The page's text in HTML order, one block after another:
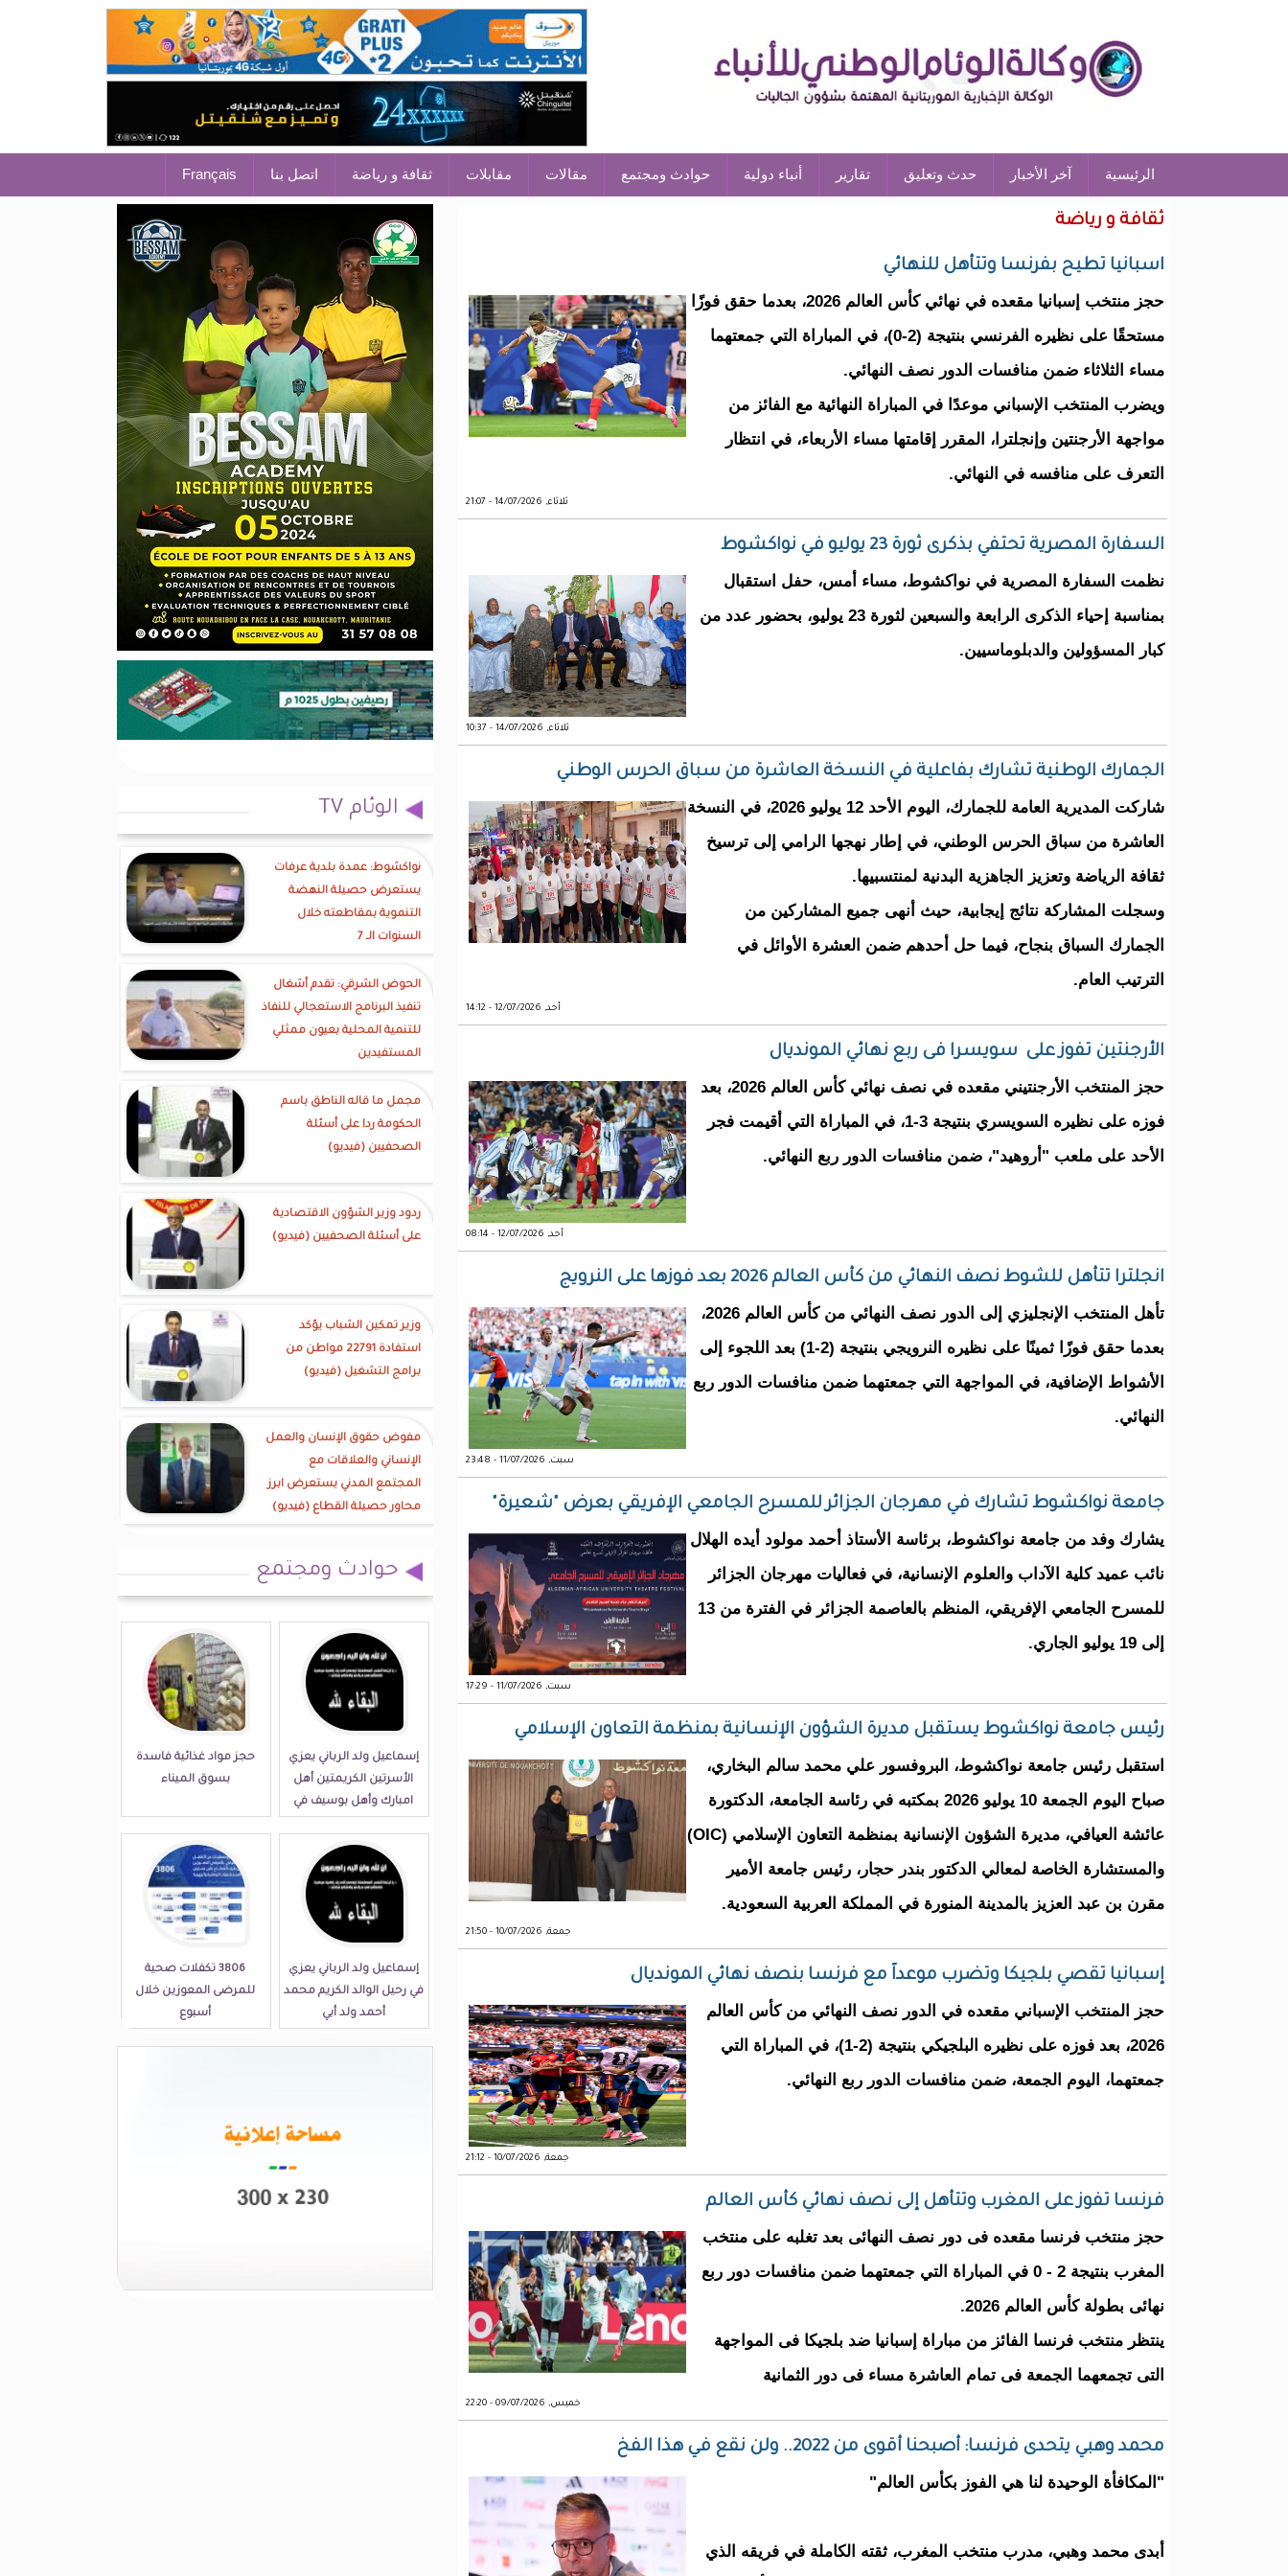
الرئيسية آخر الأخبار حدث وتعليق تقارير أنباء دولية حوادث ومجتمع مقالات مقابلات ثقافة و رياضة اتصل بنا Français
ثقافة و رياضة
اسبانيا تطيح بفرنسا وتتأهل للنهائي
حجز منتخب إسبانيا مقعده في نهائي كأس العالم 2026، بعدما حقق فوزًا
مستحقًا على نظيره الفرنسي بنتيجة (2-0)، في المباراة التي جمعتهما
مساء الثلاثاء ضمن منافسات الدور نصف النهائي.
ويضرب المنتخب الإسباني موعدًا في المباراة النهائية مع الفائز من
مواجهة الأرجنتين وإنجلترا، المقرر إقامتها مساء الأربعاء، في انتظار
التعرف على منافسه في النهائي.
ثلاثاء, 14/07/2026 - 21:07
السفارة المصرية تحتفي بذكرى ثورة 23 يوليو في نواكشوط
نظمت السفارة المصرية في نواكشوط، مساء أمس، حفل استقبال
بمناسبة إحياء الذكرى الرابعة والسبعين لثورة 23 يوليو، بحضور عدد من
كبار المسؤولين والدبلوماسيين.
ثلاثاء, 14/07/2026 - 10:37
الجمارك الوطنية تشارك بفاعلية في النسخة العاشرة من سباق الحرس الوطني
شاركت المديرية العامة للجمارك، اليوم الأحد 12 يوليو 2026، في النسخة
العاشرة من سباق الحرس الوطني، في إطار نهجها الرامي إلى ترسيخ
ثقافة الرياضة وتعزيز الجاهزية البدنية لمنتسبيها.
وسجلت المشاركة نتائج إيجابية، حيث أنهى جميع المشاركين من
الجمارك السباق بنجاح، فيما حل أحدهم ضمن العشرة الأوائل في
الترتيب العام.
أحد, 12/07/2026 - 14:12
الأرجنتين تفوز على سويسرا فى ربع نهائي المونديال
حجز المنتخب الأرجنتيني مقعده في نصف نهائي كأس العالم 2026، بعد
فوزه على نظيره السويسري بنتيجة 3-1، في المباراة التي أقيمت فجر
الأحد على ملعب "أروهيد"، ضمن منافسات الدور ربع النهائي.
أحد, 12/07/2026 - 08:14
انجلترا تتأهل للشوط نصف النهائي من كأس العالم 2026 بعد فوزها على النرويج
تأهل المنتخب الإنجليزي إلى الدور نصف النهائي من كأس العالم 2026،
بعدما حقق فوزًا ثمينًا على نظيره النرويجي بنتيجة (2-1) بعد اللجوء إلى
الأشواط الإضافية، في المواجهة التي جمعتهما ضمن منافسات الدور ربع
النهائي.
سبت, 11/07/2026 - 23:48
جامعة نواكشوط تشارك في مهرجان الجزائر للمسرح الجامعي الإفريقي بعرض "شعيرة"
​يشارك وفد من جامعة نواكشوط، برئاسة الأستاذ أحمد مولود أيده الهلال
نائب عميد كلية الآداب والعلوم الإنسانية، في فعاليات مهرجان الجزائر
للمسرح الجامعي الإفريقي، المنظم بالعاصمة الجزائر في الفترة من 13
إلى 19 يوليو الجاري.
سبت, 11/07/2026 - 17:29
رئيس جامعة نواكشوط يستقبل مديرة الشؤون الإنسانية بمنظمة التعاون الإسلامي
​استقبل رئيس جامعة نواكشوط، البروفسور علي محمد سالم البخاري،
صباح اليوم الجمعة 10 يوليو 2026 بمكتبه في رئاسة الجامعة، الدكتورة
عائشة العيافي، مديرة الشؤون الإنسانية بمنظمة التعاون الإسلامي (OIC)
والمستشارة الخاصة لمعالي الدكتور بندر حجار، رئيس جامعة الأمير
مقرن بن عبد العزيز بالمدينة المنورة في المملكة العربية السعودية.
جمعة, 10/07/2026 - 21:50
إسبانيا تقصي بلجيكا وتضرب موعداً مع فرنسا بنصف نهائي المونديال
حجز المنتخب الإسباني مقعده في الدور نصف النهائي من كأس العالم
2026، بعد فوزه على نظيره البلجيكي بنتيجة (2-1)، في المباراة التي
جمعتهما، اليوم الجمعة، ضمن منافسات الدور ربع النهائي.
جمعة, 10/07/2026 - 21:12
فرنسا تفوز على المغرب وتتأهل إلى نصف نهائي كأس العالم
حجز منتخب فرنسا مقعده فى دور نصف النهائى بعد تغلبه على منتخب
المغرب بنتيجة 2 - 0 في المباراة التي جمعتهما ضمن منافسات دور ربع
نهائى بطولة كأس العالم 2026.
ينتظر منتخب فرنسا الفائز من مباراة إسبانيا ضد بلجيكا فى المواجهة
التى تجمعهما الجمعة فى تمام العاشرة مساء فى دور الثمانية
خميس, 09/07/2026 - 22:20
محمد وهبي يتحدى فرنسا: أصبحنا أقوى من 2022.. ولن نقع في هذا الفخ
"المكافأة الوحيدة لنا هي الفوز بكأس العالم"
أبدى محمد وهبي، مدرب منتخب المغرب، ثقته الكاملة في فريقه الذي
الوئام TV
نواكشوط: عمدة بلدية عرفات
يستعرض حصيلة النهضة
التنموية بمقاطعته خلال
السنوات الـ 7
الحوض الشرقي: تقدم أشغال
تنفيذ البرنامج الاستعجالي للنفاذ
للتنمية المحلية بعيون ممثلي
المستفيدين
مجمل ما قاله الناطق باسم
الحكومة ردا على أسئلة
الصحفيين (فيديو)
ردود وزير الشؤون الاقتصادية
على أسئلة الصحفيين (فيديو)
وزير تمكين الشباب يؤكد
استفادة 22791 مواطن من
برامج التشغيل (فيديو)
مفوض حقوق الإنسان والعمل
الإنساني والعلاقات مع
المجتمع المدني يستعرض ابرز
محاور حصيلة القطاع (فيديو)
حوادث ومجتمع
إسماعيل ولد الرباني يعزي
الأسرتين الكريمتين أهل
امبارك وأهل بوسيف في
حجز مواد غذائية فاسدة
بسوق الميناء
إسماعيل ولد الرباني يعزي
في رحيل الوالد الكريم محمد
أحمد ولد أبي
3806 تكفلات صحية
للمرضى المعوزين خلال
أسبوع